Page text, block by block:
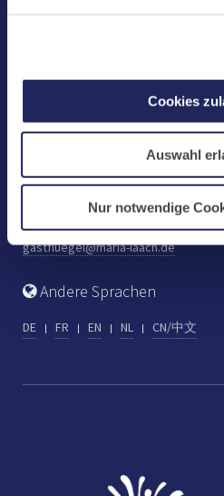
Cookies
Auswahl
Nur notwendige
Fax: +49 (0) 2652 59-359
www.maria-laach.de
Tel: +49 (0) 2652 59-313
Fax: +49 (0) 2652 59-282
gastfluegel@maria-laach.de
Andere Sprachen
DE FR EN NL CN/中文